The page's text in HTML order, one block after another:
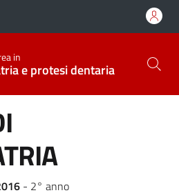
in
e protesi dentaria
- 2° anno